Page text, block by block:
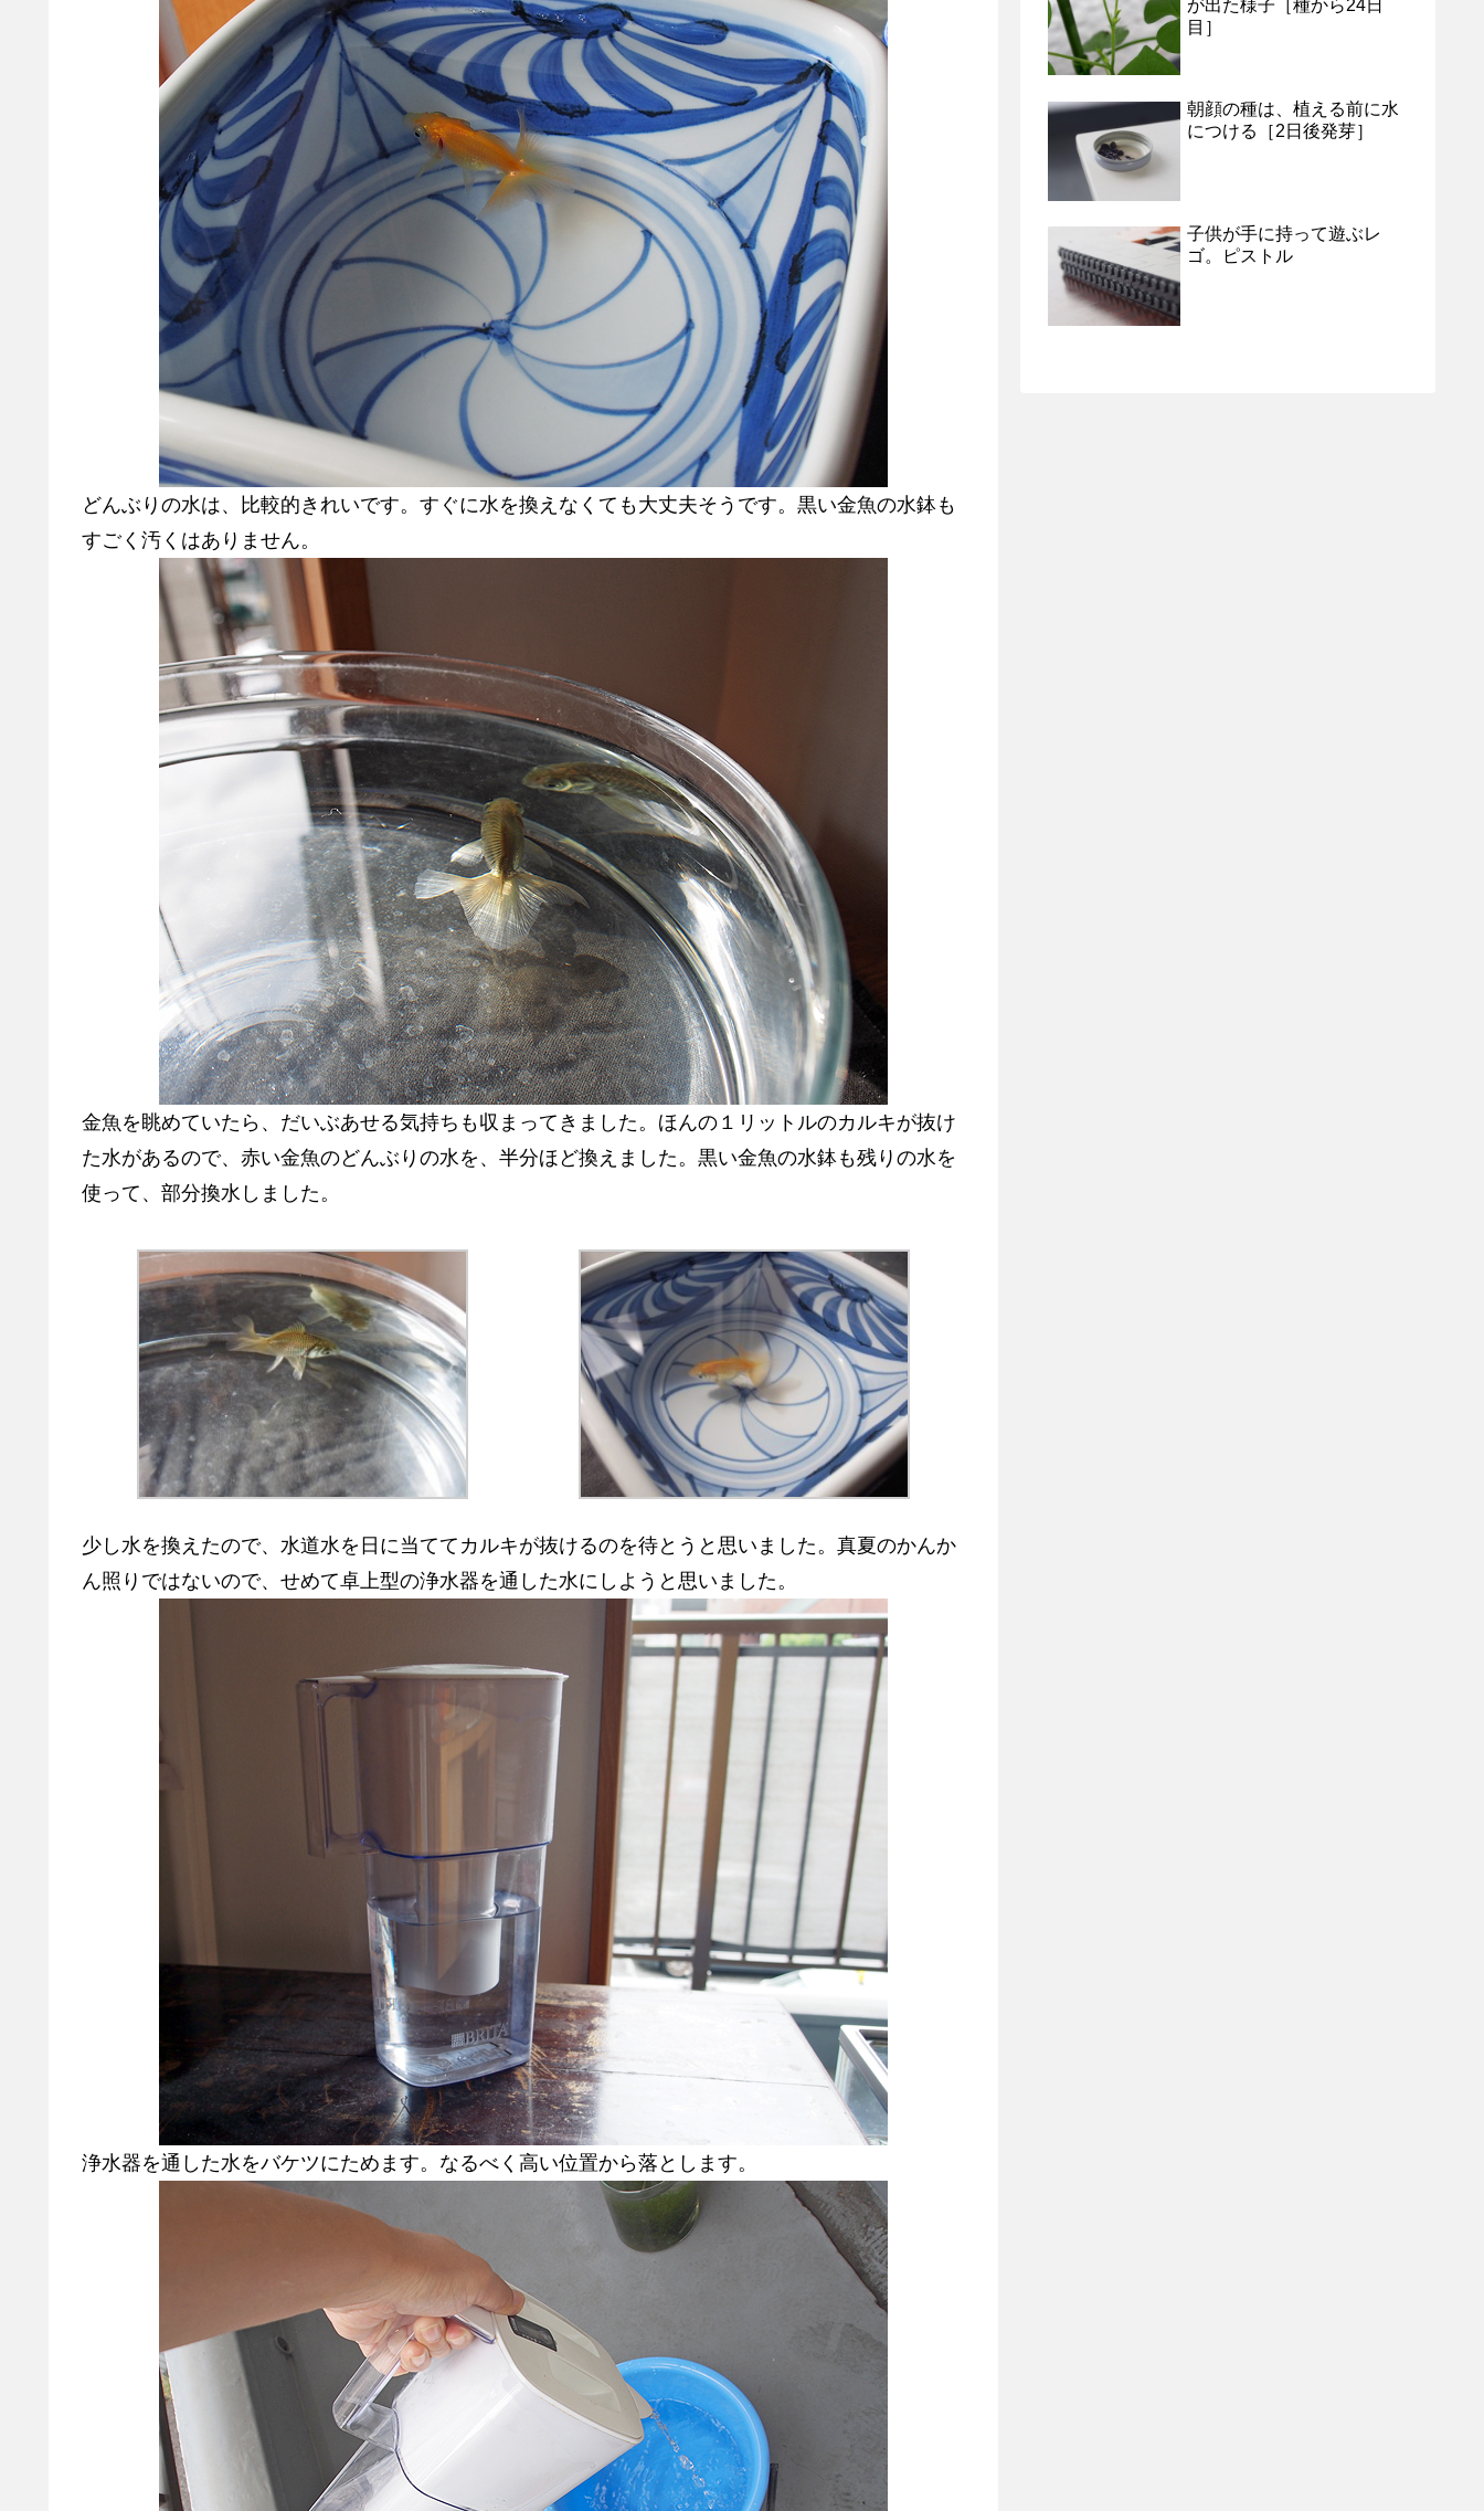
どんぶりの水は、比較的きれいです。すぐに水を換えなくても大丈夫そうです。黒い金魚の水鉢も
すごく汚くはありません。
金魚を眺めていたら、だいぶあせる気持ちも収まってきました。ほんの１リットルのカルキが抜け
た水があるので、赤い金魚のどんぶりの水を、半分ほど換えました。黒い金魚の水鉢も残りの水を
使って、部分換水しました。
少し水を換えたので、水道水を日に当ててカルキが抜けるのを待とうと思いました。真夏のかんか
ん照りではないので、せめて卓上型の浄水器を通した水にしようと思いました。
浄水器を通した水をバケツにためます。なるべく高い位置から落とします。
が出た様子［種から24日
目］
朝顔の種は、植える前に水
につける［2日後発芽］
子供が手に持って遊ぶレ
ゴ。ピストル